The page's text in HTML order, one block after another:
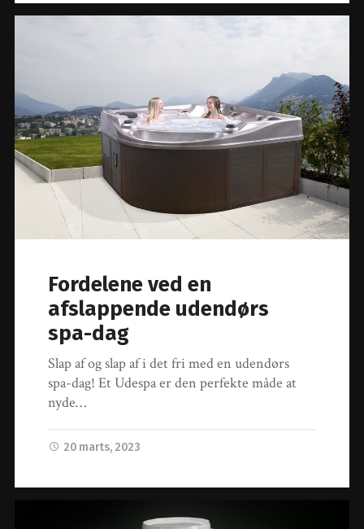
Fordelene ved en
afslappende udendørs
spa-dag
Slap af og slap af i det fri med en udendørs
spa-dag! Et Udespa er den perfekte måde at
nyde…
20 marts, 2023